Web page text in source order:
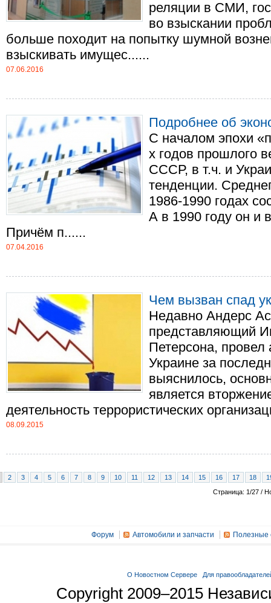
реляции в СМИ,
во взыскании
больше походит на попытку шумной
взыскивать имущес......
07.06.2016
Подробнее об
С началом эпохи
х годов прошлого
СССР, в т.ч. и
тенденции.
1986-1990 годах
А в 1990 году он и
Причём п......
07.04.2016
Чем вызван спад
Недавно Андерс
представляющий
Петерсона, провел
Украине за
выяснилось,
является
деятельность террористических
08.09.2015
2 3 4 5 6 7 8 9 10 11 12 13 14 15 16 17 18
Страница: 1/27 /
Форум Автомобили и запчасти Полезные
О Новостном Сервере Для
Copyright 2009–2015